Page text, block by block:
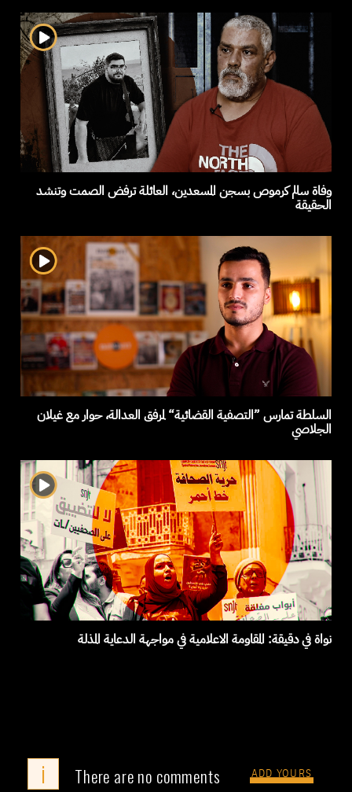
وفاة سالم كرموص بسجن المسعدين، العائلة ترفض الصمت وتنشد
الحقيقة
السلطة تمارس ”التصفية القضائية“ لمرفق العدالة، حوار مع غيلان
الجلاصي
نواة في دقيقة: المقاومة الاعلامية في مواجهة الدعاية المذلة
i There are no comments ADD YOURS